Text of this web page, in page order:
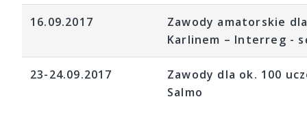
16.09.2017
Zawody amatorskie
Karlinem – Interreg -
23-24.09.2017
Zawody dla ok. 100
Salmo